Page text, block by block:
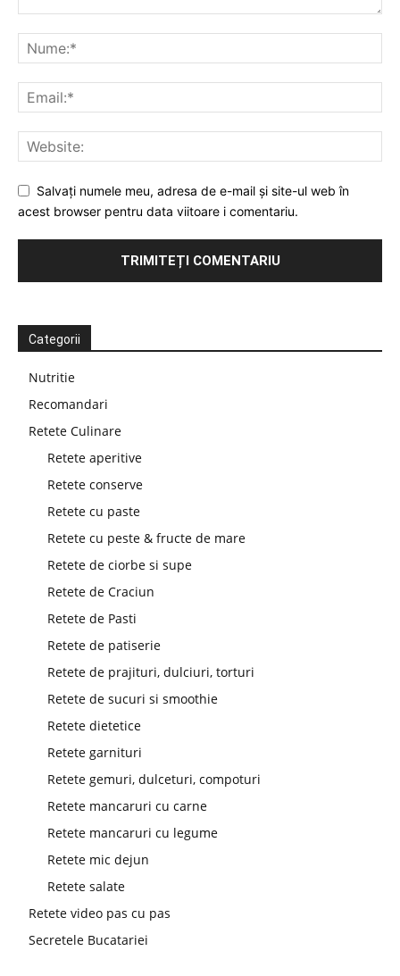
Salvați numele meu, adresa de e-mail și site-ul web în
acest browser pentru data viitoare i comentariu.
Categorii
Nutritie
Recomandari
Retete Culinare
Retete aperitive
Retete conserve
Retete cu paste
Retete cu peste & fructe de mare
Retete de ciorbe si supe
Retete de Craciun
Retete de Pasti
Retete de patiserie
Retete de prajituri, dulciuri, torturi
Retete de sucuri si smoothie
Retete dietetice
Retete garnituri
Retete gemuri, dulceturi, compoturi
Retete mancaruri cu carne
Retete mancaruri cu legume
Retete mic dejun
Retete salate
Retete video pas cu pas
Secretele Bucatariei